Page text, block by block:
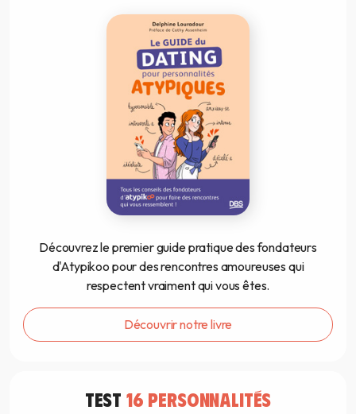
Découvrez le premier guide pratique des fondateurs
d'Atypikoo pour des rencontres amoureuses qui
respectent vraiment qui vous êtes.
Découvrir notre livre
TEST 16 PERSONNALITÉS